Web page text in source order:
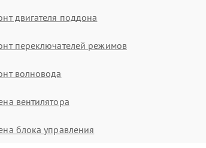
двигателя поддона
переключателей режимов
волновода
вентилятора
блока управления